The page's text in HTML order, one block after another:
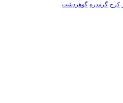
کرج گرمدره گوهردشت